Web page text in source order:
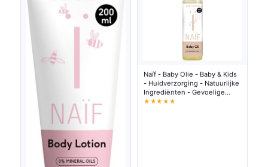
Naïf - Baby Olie - Baby & Kids
- Huidverzorging - Natuurlijke
Ingrediënten - Gevoelige
Huid - Vegan - 100ml
★★★★★